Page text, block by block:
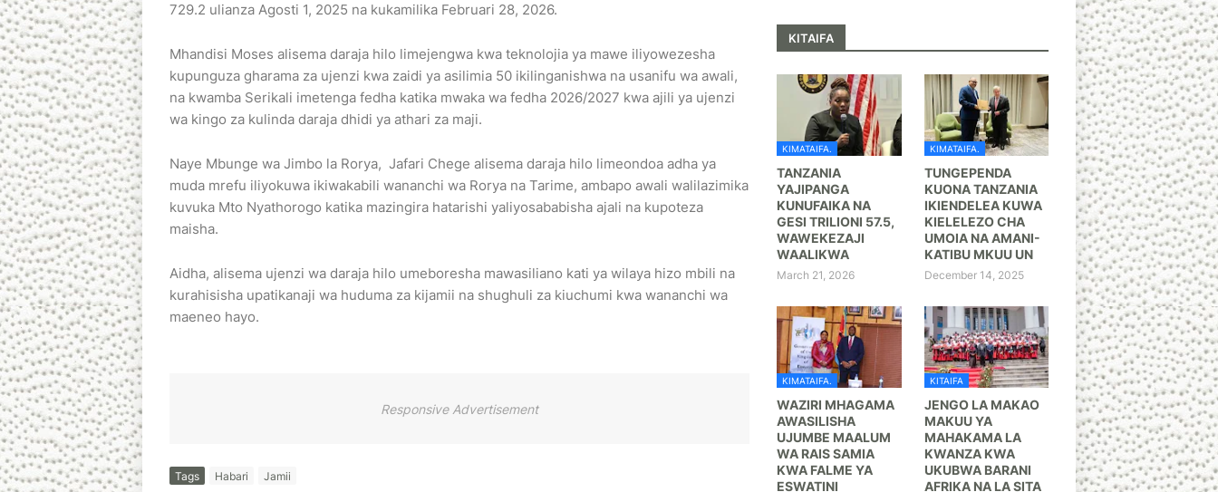
729.2 ulianza Agosti 1, 2025 na kukamilika Februari 28, 2026.
Mhandisi Moses alisema daraja hilo limejengwa kwa teknolojia ya mawe iliyowezesha
kupunguza gharama za ujenzi kwa zaidi ya asilimia 50 ikilinganishwa na usanifu wa awali,
na kwamba Serikali imetenga fedha katika mwaka wa fedha 2026/2027 kwa ajili ya ujenzi
wa kingo za kulinda daraja dhidi ya athari za maji.
Naye Mbunge wa Jimbo la Rorya, Jafari Chege alisema daraja hilo limeondoa adha ya
muda mrefu iliyokuwa ikiwakabili wananchi wa Rorya na Tarime, ambapo awali walilazimika
kuvuka Mto Nyathorogo katika mazingira hatarishi yaliyosababisha ajali na kupoteza
maisha.
Aidha, alisema ujenzi wa daraja hilo umeboresha mawasiliano kati ya wilaya hizo mbili na
kurahisisha upatikanaji wa huduma za kijamii na shughuli za kiuchumi kwa wananchi wa
maeneo hayo.
Responsive Advertisement
Tags Habari Jamii
KITAIFA
KIMATAIFA.
TANZANIA
YAJIPANGA
KUNUFAIKA NA
GESI TRILIONI 57.5,
WAWEKEZAJI
WAALIKWA
March 21, 2026
KIMATAIFA.
TUNGEPENDA
KUONA TANZANIA
IKIENDELEA KUWA
KIELELEZO CHA
UMOIA NA AMANI-
KATIBU MKUU UN
December 14, 2025
KIMATAIFA.
WAZIRI MHAGAMA
AWASILISHA
UJUMBE MAALUM
WA RAIS SAMIA
KWA FALME YA
ESWATINI
KITAIFA
JENGO LA MAKAO
MAKUU YA
MAHAKAMA LA
KWANZA KWA
UKUBWA BARANI
AFRIKA NA LA SITA